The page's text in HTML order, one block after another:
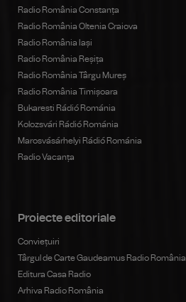
Radio România Constanța
Radio România Oltenia Craiova
Radio România Iași
Radio România Reșița
Radio România Târgu Mureș
Radio România Timișoara
Bukaresti Rádió Románia
Kolozsvári Rádió Románia
Marosvásárhelyi Rádió Románia
Radio Vacanța
Proiecte editoriale
Conviețuiri
Târgul de Carte Gaudeamus Radio România
Editura Casa Radio
Arhiva Radio România